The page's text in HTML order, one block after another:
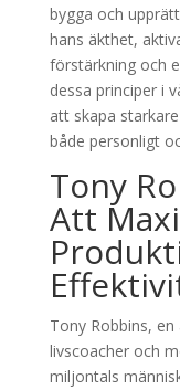
bygga och
hans äkthet,
förstärkning och
dessa principer i
att skapa
både personligt
Tony
Att
Tony Robbins,
livscoacher och
miljontals